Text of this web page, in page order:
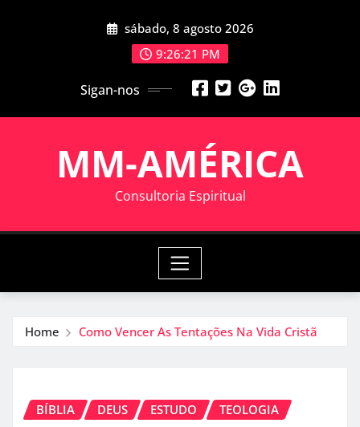
sábado, 8 agosto 2026
9:26:21 PM
Sigan-nos
MM-AMÉRICA
Consultoria Espiritual
Home Como Vencer As Tentações Na Vida Cristã
BÍBLIA DEUS ESTUDO TEOLOGIA